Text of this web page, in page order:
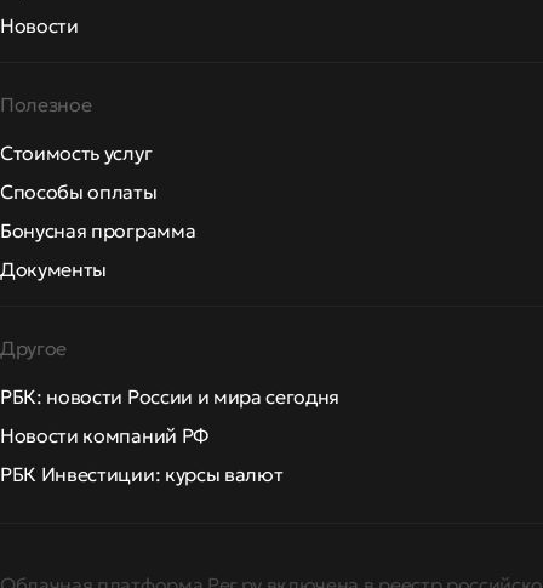
Новости
Полезное
Стоимость услуг
Способы оплаты
Бонусная программа
Документы
Другое
РБК: новости России и мира сегодня
Новости компаний РФ
РБК Инвестиции: курсы валют